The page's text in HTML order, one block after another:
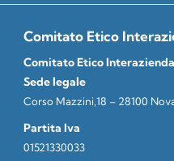
Comitato Etico
Comitato Etico
Sede legale
Corso Mazzini,18 – 28100
Partita Iva
01521330033